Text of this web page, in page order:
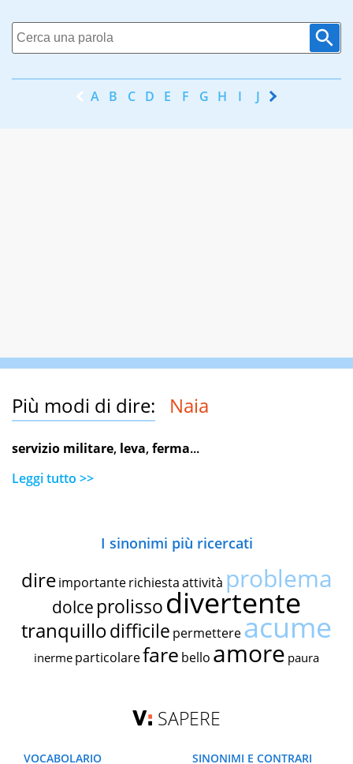
A B C D E F G H I J K
Più modi di dire: Naia
servizio militare, leva,ferma...
Leggi tutto >>
I sinonimi più ricercati
dire importante richiestaattività problema
dolce prolissodivertente
tranquillodifficile permettereacume
inerme particolarefare bello amore paura
SAPERE
VOCABOLARIO
SINONIMI E CONTRARI